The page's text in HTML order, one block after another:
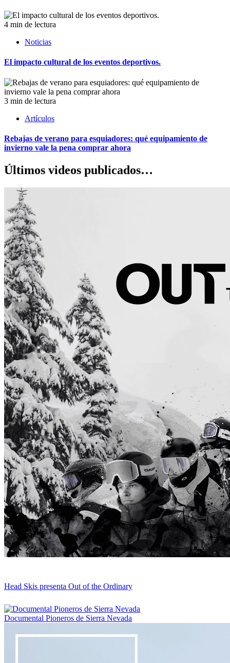
4 min de lectura
Noticias
El impacto cultural de los eventos deportivos.
3 min de lectura
Artículos
Rebajas de verano para esquiadores: qué equipamiento de
invierno vale la pena comprar ahora
Últimos videos publicados…
Head Skis presenta Out of the Ordinary
Documental Pioneros de Sierra Nevada